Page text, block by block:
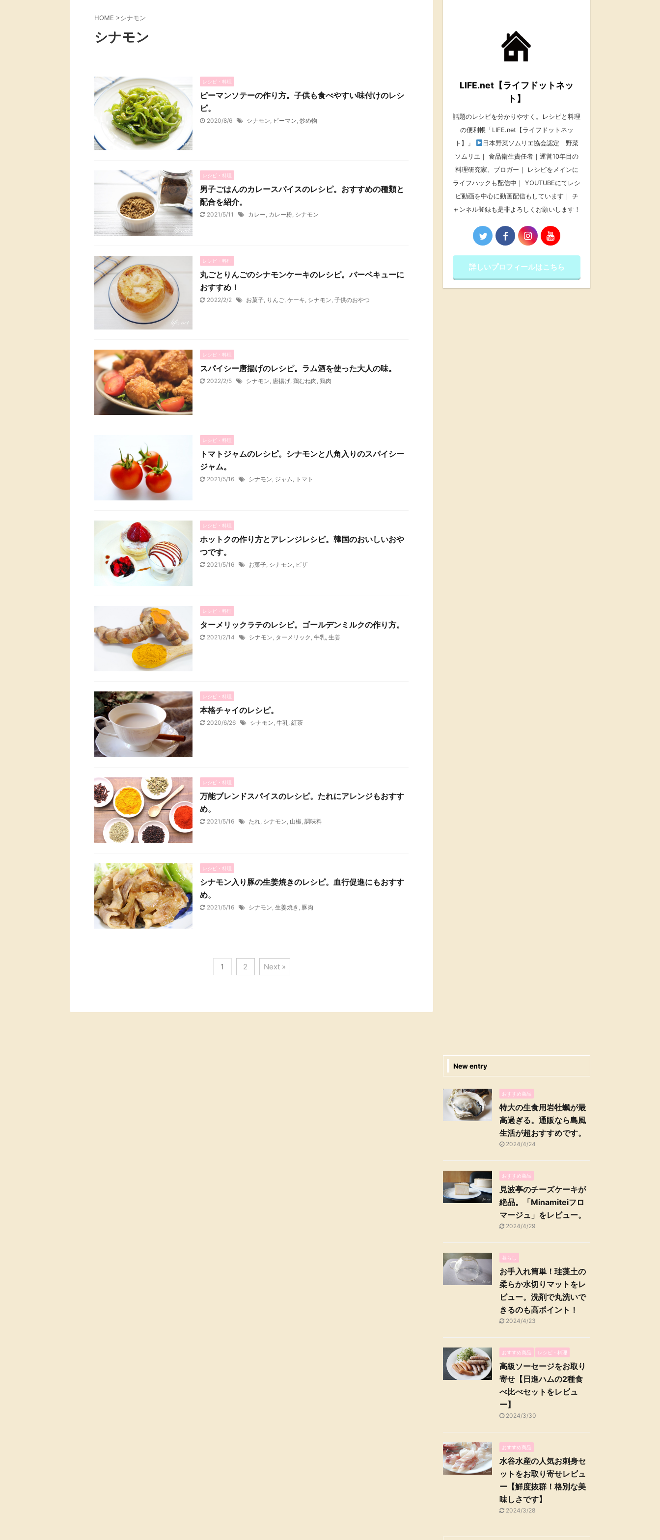
HOME >シナモン
シナモン
レシピ・料理
ピーマンソテーの作り方。子供も食べやすい味付けのレシ
ピ。
2020/8/6 シナモン, ピーマン, 炒め物
レシピ・料理
男子ごはんのカレースパイスのレシピ。おすすめの種類と
配合を紹介。
2021/5/11 カレー カレー粉 シナモン
レシピ・料理
丸ごとりんごのシナモンケーキのレシピ。バーベキューに
おすすめ！
2022/2/2 お菓子 りんご ケーキ シナモン 子供のおやつ
レシピ・料理
スパイシー唐揚げのレシピ。ラム酒を使った大人の味。
2022/2/5 シナモン 唐揚げ 鶏むね肉 鶏肉
レシピ・料理
トマトジャムのレシピ。シナモンと八角入りのスパイシー
ジャム。
2021/5/16 シナモン ジャム トマト
レシピ・料理
ホットクの作り方とアレンジレシピ。韓国のおいしいおや
つです。
2021/5/16 お菓子, シナモン, ピザ
レシピ・料理
ターメリックラテのレシピ。ゴールデンミルクの作り方。
2021/2/14 シナモン, ターメリック , 牛乳, 生姜
レシピ・料理
本格チャイのレシピ。
2020/6/26 シナモン, 牛乳, 紅茶
レシピ・料理
万能ブレンドスパイスのレシピ。たれにアレンジもおすす
め。
2021/5/16 たれ, シナモン, 山椒, 調味料
レシピ・料理
シナモン入り豚の生姜焼きのレシピ。血行促進にもおすす
め。
2021/5/16 シナモン 生姜焼き 豚肉
1 2 Next »
LIFE.net【ライフドットネッ
ト】
話題のレシピを分かりやすく。レシピと料理
の便利帳「LIFE.net【ライフドットネッ
ト】」
日本野菜ソムリエ協会認定 野菜
ソムリエ｜ 食品衛生責任者｜運営10年目の
料理研究家、ブロガー｜ レシピをメインに
ライフハックも配信中｜ YOUTUBEにてレシ
ピ動画を中心に動画配信もしています｜ チ
ャンネル登録も是非よろしくお願いします！
詳しいプロフィールはこちら
New entry
おすすめ商品
特大の生食用岩牡蠣が最
高過ぎる。通販なら島風
生活が超おすすめです。
2024/4/24
おすすめ商品
見波亭のチーズケーキが
絶品。「Minamiteiフロ
マージュ」をレビュー。
2024/4/29
暮らし
お手入れ簡単！珪藻土の
柔らか水切りマットをレ
ビュー。洗剤で丸洗いで
きるのも高ポイント！
2024/4/23
おすすめ商品 レシピ・料理
高級ソーセージをお取り
寄せ【日進ハムの2種食
べ比べセットをレビュ
ー】
2024/3/30
おすすめ商品
水谷水産の人気お刺身セ
ットをお取り寄せレビュ
ー【鮮度抜群！格別な美
味しさです】
2024/3/28